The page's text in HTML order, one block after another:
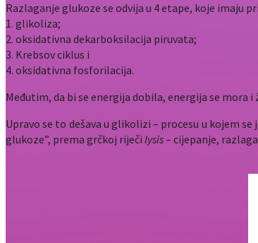
Razlaganje glukoze se odvija u 4 etape, koje imaju
1. glikoliza;
2. oksidativna dekarboksilacija piruvata;
3. Krebsov ciklus i
4. oksidativna fosforilacija.
Međutim, da bi se energija dobila, energija se
Upravo se to dešava u glikolizi – procesu u kojem
glukoze”, prema grčkoj riječi lysis– cijepanje,